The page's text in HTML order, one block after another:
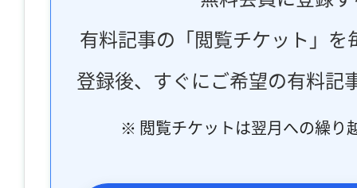
有料記事の「閲覧チケット」
登録後、すぐにご希望の有料記
※ 閲覧チケットは翌月への繰り